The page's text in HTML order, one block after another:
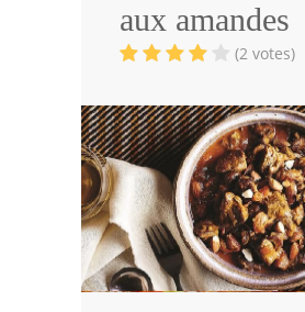
Poissons
Pâtisseries
Epices
Recettes Marocaine
Couscous
aux amandes
(2 votes)